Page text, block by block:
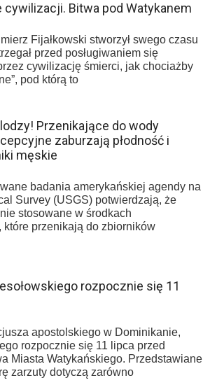
Bitwa pod Watykanem
Fijałkowski stworzył swego czasu
przed posługiwaniem się
cywilizację śmierci, jak chociażby
pod którą to
Przenikające do wody
zaburzają płodność i
męskie
badania amerykańskiej agendy na
Survey (USGS) potwierdzają, że
stosowane w środkach
które przenikają do zbiorników
rozpocznie się 11
apostolskiego w Dominikanie,
rozpocznie się 11 lipca przed
Miasta Watykańskiego. Przedstawiane
zarzuty dotyczą zarówno